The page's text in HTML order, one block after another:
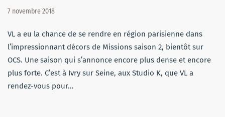
7 novembre 2018
VL a eu la chance de se rendre en région parisienne dans
l’impressionnant décors de Missions saison 2, bientôt sur
OCS. Une saison qui s’annonce encore plus dense et encore
plus forte. C’est à Ivry sur Seine, aux Studio K, que VL a
rendez-vous pour…